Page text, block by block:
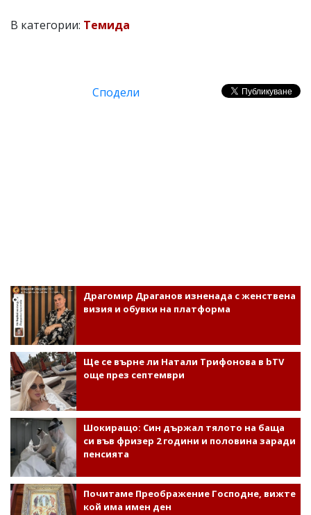
В категории: Темида
Сподели
Драгомир Драганов изненада с женствена
визия и обувки на платформа
Ще се върне ли Натали Трифонова в bTV
още през септември
Шокиращо: Син държал тялото на баща
си във фризер 2 години и половина заради
пенсията
Почитаме Преображение Господне, вижте
кой има имен ден